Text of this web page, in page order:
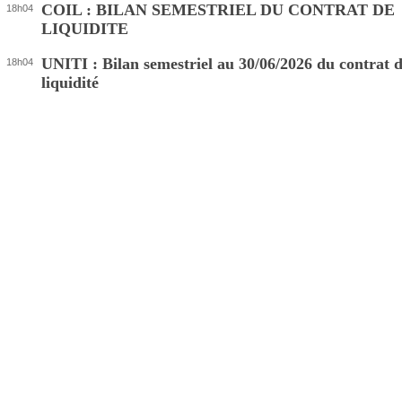
18h04
COIL : BILAN SEMESTRIEL DU CONTRAT DE
LIQUIDITE
18h04
UNITI : Bilan semestriel au 30/06/2026 du contrat
liquidité